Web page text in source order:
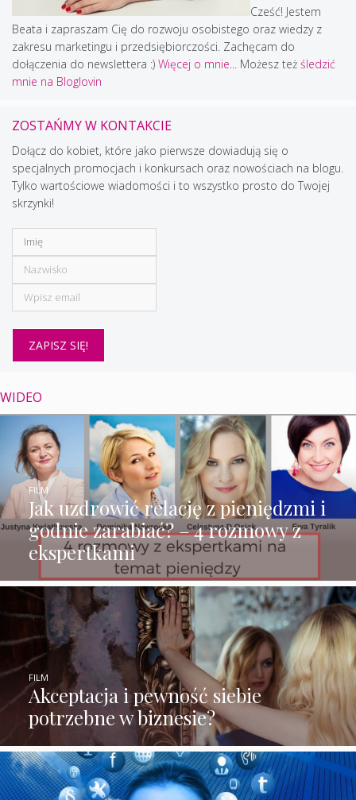
Cześć! Jestem
Beata i zapraszam Cię do rozwoju osobistego oraz wiedzy z
zakresu marketingu i przedsiębiorczości. Zachęcam do
dołączenia do newslettera :) Więcej o mnie... Możesz też śledzić
mnie na Bloglovin
ZOSTAŃMY W KONTAKCIE
Dołącz do kobiet, które jako pierwsze dowiadują się o
specjalnych promocjach i konkursach oraz nowościach na blogu.
Tylko wartościowe wiadomości i to wszystko prosto do Twojej
skrzynki!
WIDEO
Jak uzdrowić relację z pieniędzmi i
godnie zarabiać? – 4 rozmowy z
ekspertkami
FILM
Akceptacja i pewność siebie
potrzebne w biznesie?
FILM